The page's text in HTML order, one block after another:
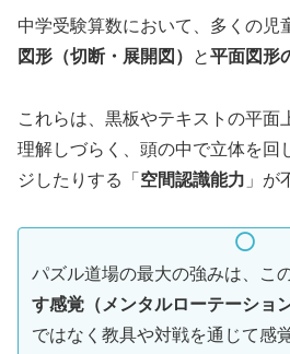
中学受験算数において、多くの児
図形（切断・展開図）
と平面図形
これらは、黒板やテキストの平面
理解しづらく、頭の中で立体を回
ジしたりする「 空間認識能力 」が
パズル道場の最大の強みは、こ
す感覚（メンタルローテーション
ではなく教具や対戦を通じて感